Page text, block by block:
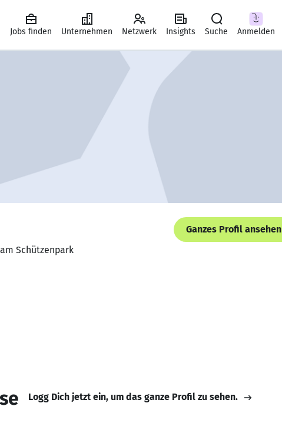
Jobs finden Unternehmen Netzwerk Insights Suche Anmelden
Ganzes Profil ansehen
Schützenpark
Logg Dich jetzt ein, um das ganze Profil zu sehen.